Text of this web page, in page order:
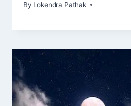
By Lokendra Pathak